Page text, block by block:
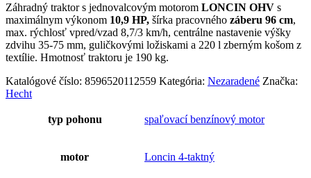
Záhradný traktor s jednovalcovým motorom LONCIN OHV s
maximálnym výkonom 10,9 HP, šírka pracovného záberu 96 cm,
max. rýchlosť vpred/vzad 8,7/3 km/h, centrálne nastavenie výšky
zdvihu 35-75 mm, guličkovými ložiskami a 220 l zberným košom z
textílie. Hmotnosť traktoru je 190 kg.
Katalógové číslo: 8596520112559 Kategória: Nezaradené Značka:
Hecht
typ pohonu spaľovací benzínový motor
motor Loncin 4-taktný